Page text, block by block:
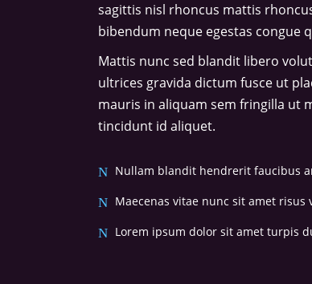
sagittis nisl rhoncus mattis
bibendum neque egestas congue
Mattis nunc sed blandit libero
ultrices gravida dictum fusce ut
mauris in aliquam sem fringilla ut
tincidunt id aliquet.
Nullam blandit hendrerit faucibus
Maecenas vitae nunc sit amet risus
Lorem ipsum dolor sit amet turpis